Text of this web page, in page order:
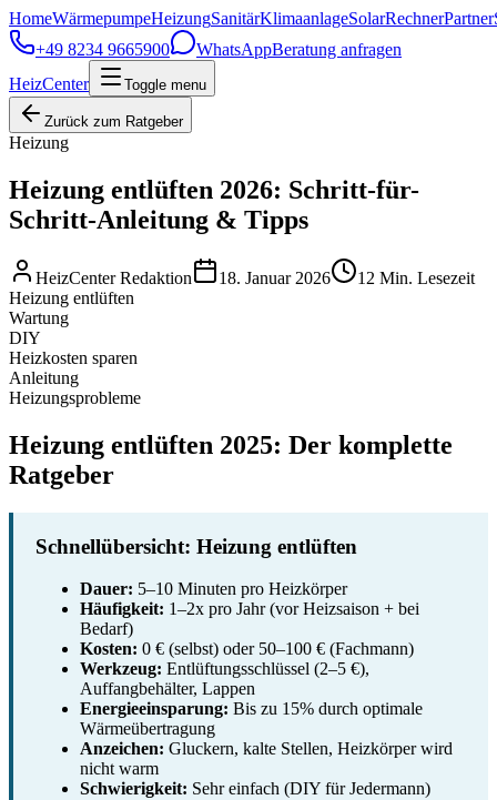
HomeWärmepumpeHeizungSanitärKlimaanlageSolarRechnerPartner
+49 8234 9665900
WhatsAppBeratung anfragen
HeizCenter
Toggle menu
Zurück zum Ratgeber
Heizung
Heizung entlüften 2026: Schritt-für-
Schritt-Anleitung & Tipps
HeizCenter Redaktion 18. Januar 2026 12 Min. Lesezeit
Heizung entlüften
Wartung
DIY
Heizkosten sparen
Anleitung
Heizungsprobleme
Heizung entlüften 2025: Der komplette
Ratgeber
Schnellübersicht: Heizung entlüften
Dauer: 5–10 Minuten pro Heizkörper
Häufigkeit: 1–2x pro Jahr (vor Heizsaison + bei
Bedarf)
Kosten: 0 € (selbst) oder 50–100 € (Fachmann)
Werkzeug: Entlüftungsschlüssel (2–5 €),
Auffangbehälter, Lappen
Energieeinsparung: Bis zu 15% durch optimale
Wärmeübertragung
Anzeichen: Gluckern, kalte Stellen, Heizkörper wird
nicht warm
Schwierigkeit: Sehr einfach (DIY für Jedermann)